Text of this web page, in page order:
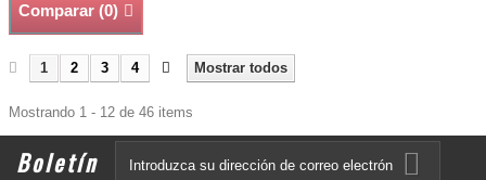
Comparar (0)
Mostrar todos
1 2 3 4
Mostrando 1 - 12 de 46 items
Boletín